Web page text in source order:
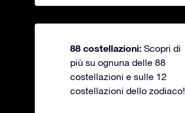
88 costellazioni: Scopri di
più su ognuna delle 88
costellazioni e sulle 12
costellazioni dello zodiaco!